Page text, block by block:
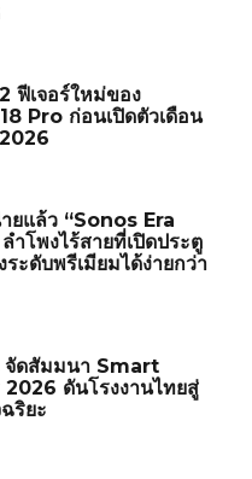
ฟีเจอร์ใหม่ของ
Pro ก่อนเปิดตัวเดือน
ยแล้ว “Sonos Era
ำโพงไร้สายที่เปิดประตู
ระดับพรีเมียมได้ง่ายกว่า
ดสัมมนา Smart
ดันโรงงานไทยสู่
ริยะ